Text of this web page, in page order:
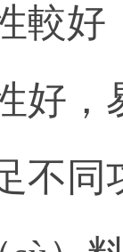
較好
好，
不同